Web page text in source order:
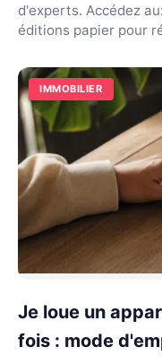
d'experts. Accédez
éditions papier pour
IMMOBILIER
Je loue un
fois : mode